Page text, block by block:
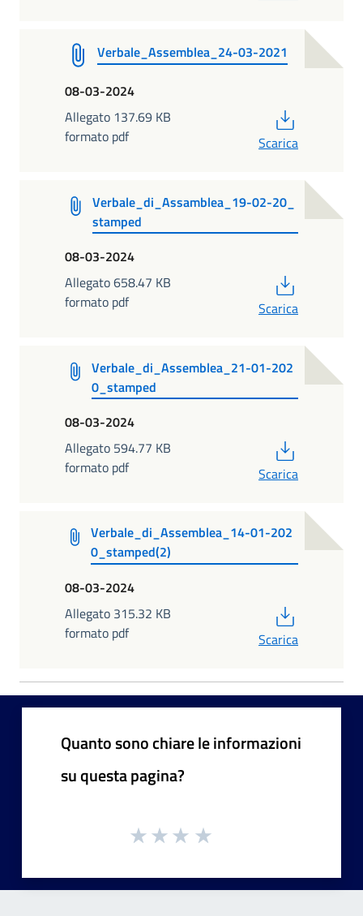
Verbale_Assemblea_24-03-2021
08-03-2024
Allegato 137.69 KB
formato pdf
Scarica
Verbale_di_Assamblea_19-02-20_
stamped
08-03-2024
Allegato 658.47 KB
formato pdf
Scarica
Verbale_di_Assemblea_21-01-202
0_stamped
08-03-2024
Allegato 594.77 KB
formato pdf
Scarica
Verbale_di_Assemblea_14-01-202
0_stamped(2)
08-03-2024
Allegato 315.32 KB
formato pdf
Scarica
Quanto sono chiare le informazioni
su questa pagina?